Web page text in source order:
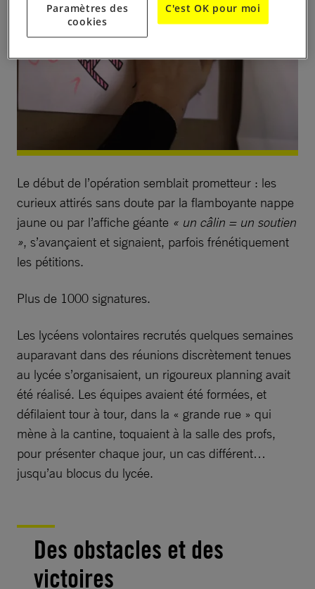
Le début de l’opération semblait prometteur : les
curieux attirés sans doute par la flamboyante nappe
jaune ou par l’affiche géante « un câlin = un soutien
», s’avançaient et signaient, parfois frénétiquement
les pétitions.
Plus de 1000 signatures.
Les lycéens volontaires recrutés quelques semaines
auparavant dans des réunions discrètement tenues
au lycée s’organisaient, un rigoureux planning avait
été réalisé. Les équipes avaient été formées, et
défilaient tour à tour, dans la « grande rue » qui
mène à la cantine, toquaient à la salle des profs,
pour présenter chaque jour, un cas différent…
jusqu’au blocus du lycée.
Des obstacles et des
victoires
Paramètres des
cookies
C'est OK pour moi